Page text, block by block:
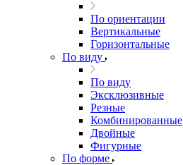
По ориентации
Вертикальные
Горизонтальные
По виду
По виду
Эксклюзивные
Резные
Комбинированные
Двойные
Фигурные
По форме